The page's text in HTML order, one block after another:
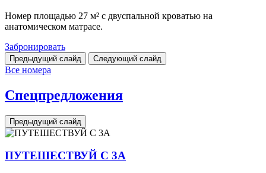
Номер площадью 27 м² с двуспальной кроватью на
анатомическом матрасе.
Забронировать
Предыдущий слайд Следующий слайд
Все номера
Спецпредложения
Предыдущий слайд
ПУТЕШЕСТВУЙ С 3А